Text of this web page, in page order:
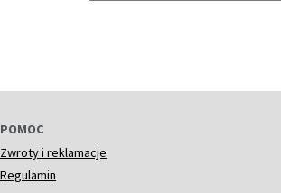
POMOC
Zwroty i reklamacje
Regulamin